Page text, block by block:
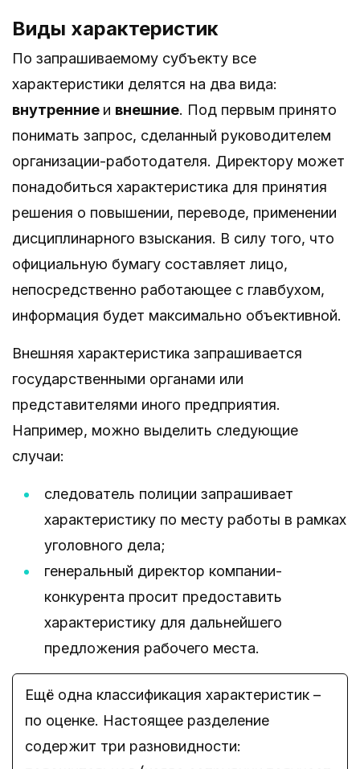
Виды характеристик
По запрашиваемому субъекту все
характеристики делятся на два вида:
внутренние и внешние. Под первым принято
понимать запрос, сделанный руководителем
организации-работодателя. Директору может
понадобиться характеристика для принятия
решения о повышении, переводе, применении
дисциплинарного взыскания. В силу того, что
официальную бумагу составляет лицо,
непосредственно работающее с главбухом,
информация будет максимально объективной.
Внешняя характеристика запрашивается
государственными органами или
представителями иного предприятия.
Например, можно выделить следующие
случаи:
следователь полиции запрашивает
характеристику по месту работы в рамках
уголовного дела;
генеральный директор компании-
конкурента просит предоставить
характеристику для дальнейшего
предложения рабочего места.
Ещё одна классификация характеристик –
по оценке. Настоящее разделение
содержит три разновидности: